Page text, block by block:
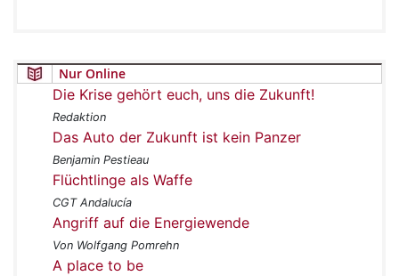
Nur Online
Die Krise gehört euch, uns die Zukunft!
Redaktion
Das Auto der Zukunft ist kein Panzer
Benjamin Pestieau
Flüchtlinge als Waffe
CGT Andalucía
Angriff auf die Energiewende
Von Wolfgang Pomrehn
A place to be